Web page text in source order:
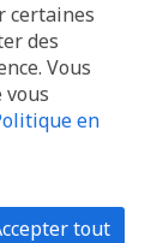
certaines
des
Vous
vous
en
tout